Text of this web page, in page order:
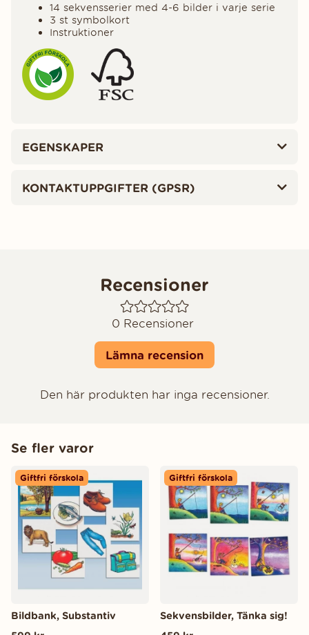
14 sekvensserier med 4-6 bilder i varje serie
3 st symbolkort
Instruktioner
EGENSKAPER
KONTAKTUPPGIFTER (GPSR)
Recensioner
0 Recensioner
Lämna recension
Den här produkten har inga recensioner.
Se fler varor
Giftfri förskola
Bildbank, Substantiv
Giftfri förskola
Sekvensbilder, Tänka sig!